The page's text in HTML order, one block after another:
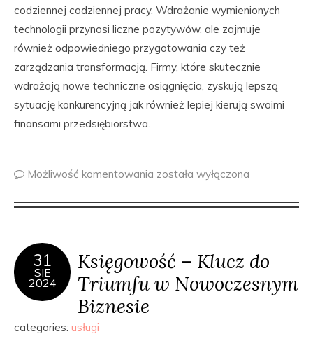
codziennej codziennej pracy. Wdrażanie wymienionych
technologii przynosi liczne pozytywów, ale zajmuje
również odpowiedniego przygotowania czy też
zarządzania transformacją. Firmy, które skutecznie
wdrażają nowe techniczne osiągnięcia, zyskują lepszą
sytuację konkurencyjną jak również lepiej kierują swoimi
finansami przedsiębiorstwa.
Możliwość komentowania została wyłączona
31
SIE
2024
Księgowość – Klucz do
Triumfu w Nowoczesnym
Biznesie
categories: usługi